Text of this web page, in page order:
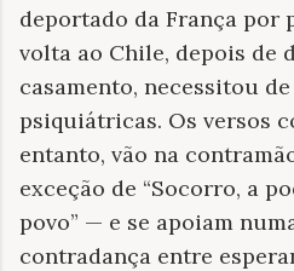
deportado da França por
volta ao Chile, depois de
casamento, necessitou
psiquiátricas. Os versos
entanto, vão na
exceção de “Socorro, a
povo” — e se apoiam
contradança entre